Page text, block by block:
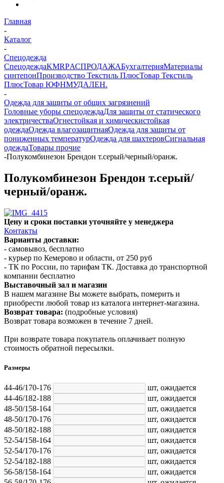
Главная
-
Каталог
-
Спецодежда
СпецодеждаKMRPАСПРОДАЖАБухгалтерияМатериалы
синтепонПроизводство Текстиль ПлюсТовар Текстиль
ПлюсТовар ЮФНМУДАЛЕН.
-
Одежда для защиты от общих загрязнений
Головные уборы спецодеждаДля защиты от статического
электричестваОгнестойкая и химическистойкая
одеждаОдежда влагозащитнаяОдежда для защиты от
пониженных температурОдежда для шахтеровСигнальная
одеждаТовары прочие
-Полукомбинезон Брендон т.серый/черный/оранж.
Полукомбинезон Брендон т.серый/
черный/оранж.
Цену и сроки поставки уточняйте у менеджера
Контакты
Варианты доставки:
- самовывоз, бесплатно
- курьер по Кемерово и области, от 250 руб
- ТК по России, по тарифам ТК. Доставка до транспортной
компании бесплатно
Выставочный зал и магазин
В нашем магазине Вы можете выбрать, померить и
приобрести любой товар из каталога интернет-магазина.
Возврат товара: (подробные условия)
Возврат товара возможен в течение 7 дней.
При возврате товара покупатель оплачивает полную
стоимость обратной пересылки.
Размеры
44-46/170-176 шт, ожидается
44-46/182-188
шт, ожидается
48-50/158-164
шт, ожидается
48-50/170-176
шт, ожидается
48-50/182-188
шт, ожидается
52-54/158-164
шт, ожидается
52-54/170-176
шт, ожидается
52-54/182-188
шт, ожидается
56-58/158-164
шт, ожидается